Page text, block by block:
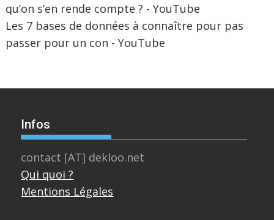
qu’on s’en rende compte ? - YouTube
Les 7 bases de données à connaître pour pas
passer pour un con - YouTube
Infos
contact [AT] dekloo.net
Qui quoi ?
Mentions Légales